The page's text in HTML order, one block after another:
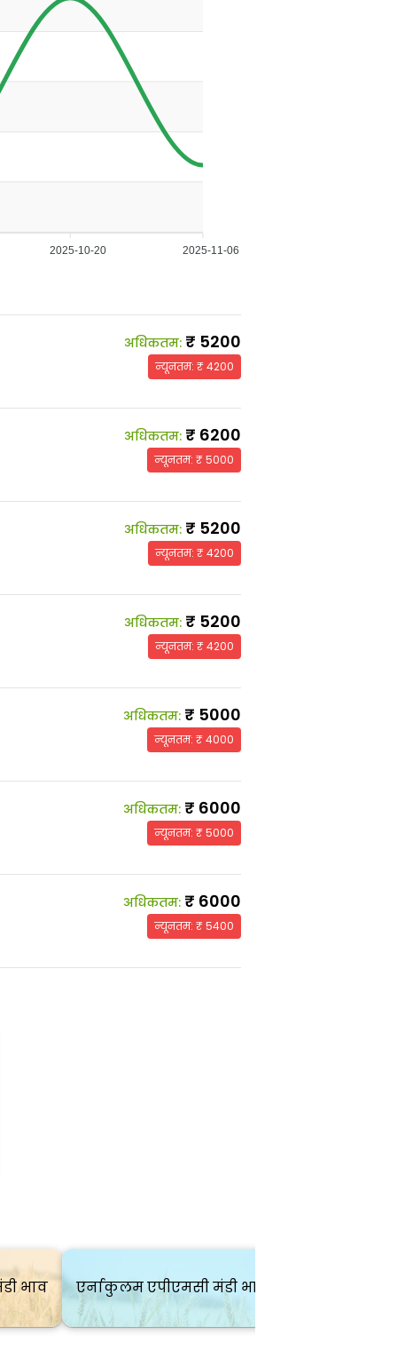
2025-10-20 2025-11-06
अधिकतम: ₹ 5200
न्यूनतम: ₹4200
अधिकतम: ₹ 6200
न्यूनतम: ₹5000
अधिकतम: ₹ 5200
न्यूनतम: ₹4200
अधिकतम: ₹ 5200
न्यूनतम: ₹4200
अधिकतम: ₹ 5000
न्यूनतम: ₹4000
अधिकतम: ₹ 6000
न्यूनतम: ₹5000
अधिकतम: ₹ 6000
न्यूनतम: ₹5400
भाव एर्नाकुलम एपीएमसी मंडी भाव